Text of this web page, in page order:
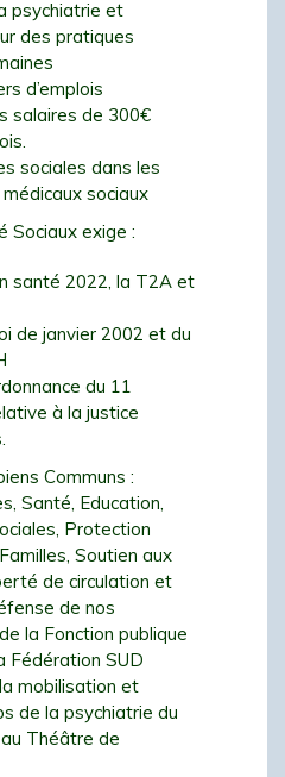
psychiatrie et
des pratiques
d’emplois
salaires de 300€
sociales dans les
sociaux
Sociaux exige :
santé 2022, la T2A et
de janvier 2002 et du
du 11
à la justice
Communs :
Santé, Education,
Protection
Soutien aux
de circulation et
de nos
la Fonction publique
Fédération SUD
mobilisation et
de la psychiatrie du
Théâtre de